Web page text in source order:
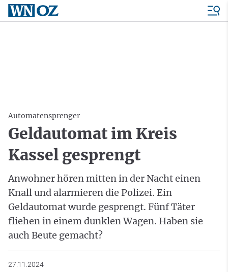
Automatensprenger
Geldautomat im Kreis
Kassel gesprengt
Anwohner hören mitten in der Nacht einen
Knall und alarmieren die Polizei. Ein
Geldautomat wurde gesprengt. Fünf Täter
fliehen in einem dunklen Wagen. Haben sie
auch Beute gemacht?
27.11.2024